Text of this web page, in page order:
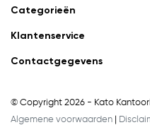
Categorieën
Klantenservice
Contactgegevens
© Copyright 2026 - Kato
Algemene voorwaarden